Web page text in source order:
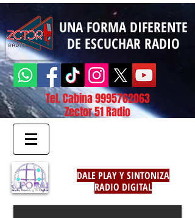
UNA FORMA DIFERENTE
DE ESCUCHAR RADIO
Tel. Cabina9995762063
Zector 51 Radio
DALE PLAY Y SINTONIZA
RADIO DIGITAL